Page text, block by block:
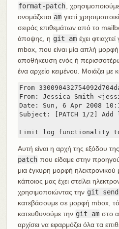
format-patch ,
ονομάζεται am γιατί
σειράς επιθεμάτων από το
άποψης, η git am έχει
mbox, που είναι μία απλή μορφή
αποθήκευση ενός ή
ένα αρχείο κειμένου. Μοιάζει με
From
From: Jessica Smith
Date: Sun, 6 Apr 2008
Subject: [PATCH 1/2]
Limit log functionality
Αυτή είναι η αρχή της εξόδου
patch που είδαμε στην
μια έγκυρη μορφή
κάποιος μας έχει στείλει
χρησιμοποιώντας την git
κατεβάσουμε σε μορφή mbox,
κατευθυνούμε την git am στο
αρχίσει να εφαρμόζει όλα τα